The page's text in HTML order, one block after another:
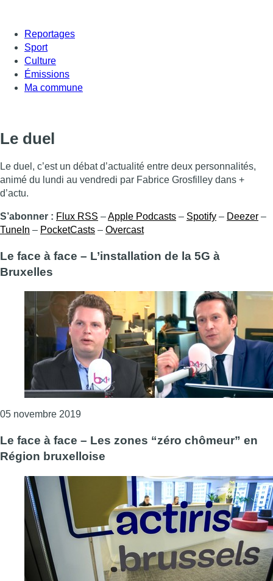
Reportages
Sport
Culture
Émissions
Ma commune
Le duel
Le duel, c’est un débat d’actualité entre deux personnalités,
animé du lundi au vendredi par Fabrice Grosfilley dans +
d’actu.
S’abonner : Flux RSS –Apple Podcasts – Spotify – Deezer –
TuneIn – PocketCasts – Overcast
Le face à face – L’installation de la 5G à
Bruxelles
05 novembre 2019Consulter l'article "Le face à face –
Le face à face – Les zones “zéro chômeur” en
Région bruxelloise